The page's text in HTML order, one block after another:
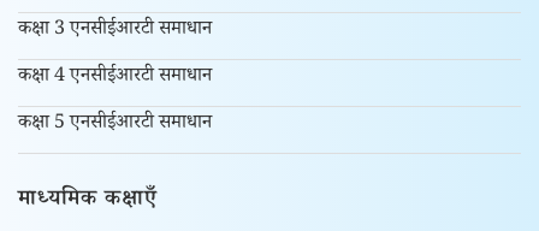
कक्षा 3 एनसीईआरटी समाधान
कक्षा 4 एनसीईआरटी समाधान
कक्षा 5 एनसीईआरटी समाधान
माध्यमिक कक्षाएँ